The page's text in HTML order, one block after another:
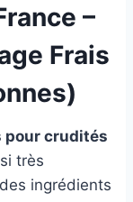
–
Frais
pour crudités
très
ingrédients